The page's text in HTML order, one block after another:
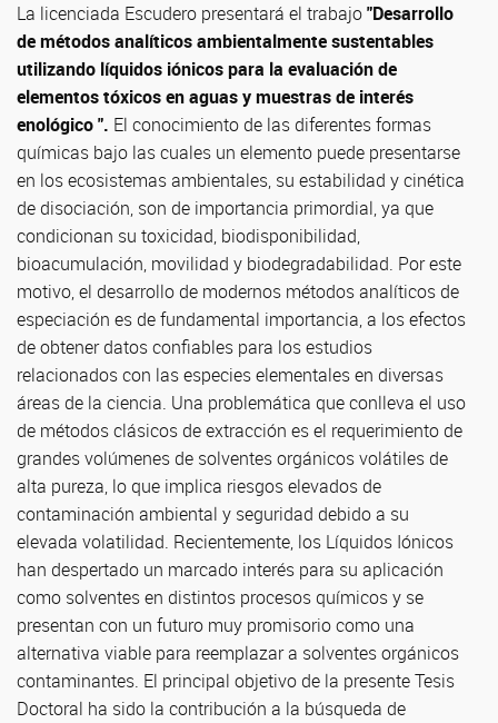
La licenciada Escudero presentará el trabajo"Desarrollo
de métodos analíticos ambientalmente sustentables
utilizando líquidos iónicos para la evaluación de
elementos tóxicos en aguas y muestras de interés
enológico ". El conocimiento de las diferentes formas
químicas bajo las cuales un elemento puede presentarse
en los ecosistemas ambientales, su estabilidad y cinética
de disociación, son de importancia primordial, ya que
condicionan su toxicidad, biodisponibilidad,
bioacumulación, movilidad y biodegradabilidad. Por este
motivo, el desarrollo de modernos métodos analíticos de
especiación es de fundamental importancia, a los efectos
de obtener datos confiables para los estudios
relacionados con las especies elementales en diversas
áreas de la ciencia. Una problemática que conlleva el uso
de métodos clásicos de extracción es el requerimiento de
grandes volúmenes de solventes orgánicos volátiles de
alta pureza, lo que implica riesgos elevados de
contaminación ambiental y seguridad debido a su
elevada volatilidad. Recientemente, los Líquidos Iónicos
han despertado un marcado interés para su aplicación
como solventes en distintos procesos químicos y se
presentan con un futuro muy promisorio como una
alternativa viable para reemplazar a solventes orgánicos
contaminantes. El principal objetivo de la presente Tesis
Doctoral ha sido la contribución a la búsqueda de